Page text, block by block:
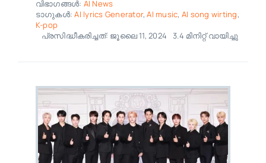
വിഭാഗങ്ങൾ: AI News
ടാഗുകൾ:AI lyrics Generator,AI music, AI song wirting,
K-pop
പ്രസിദ്ധീകരിച്ചത്: ജൂലൈ 11, 2024
3.4 മിനിറ്റ് വായിച്ചു